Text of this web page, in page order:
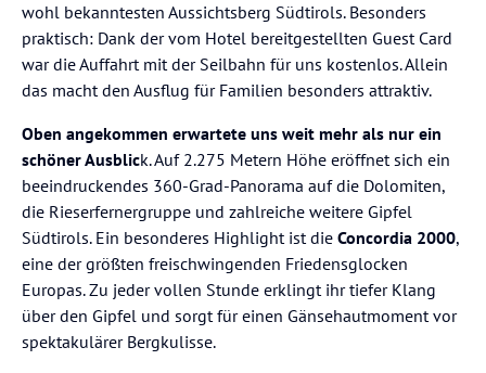
wohl bekanntesten Aussichtsberg Südtirols. Besonders
praktisch: Dank der vom Hotel bereitgestellten Guest Card
war die Auffahrt mit der Seilbahn für uns kostenlos. Allein
das macht den Ausflug für Familien besonders attraktiv.
Oben angekommen erwartete uns weit mehr als nur ein
schöner Ausblick. Auf 2.275 Metern Höhe eröffnet sich ein
beeindruckendes 360-Grad-Panorama auf die Dolomiten,
die Rieserfernergruppe und zahlreiche weitere Gipfel
Südtirols. Ein besonderes Highlight ist die Concordia 2000,
eine der größten freischwingenden Friedensglocken
Europas. Zu jeder vollen Stunde erklingt ihr tiefer Klang
über den Gipfel und sorgt für einen Gänsehautmoment vor
spektakulärer Bergkulisse.